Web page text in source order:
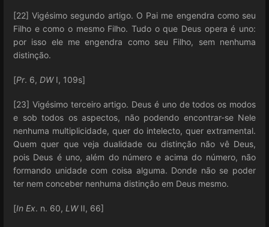
[22] Vigésimo segundo artigo. O Pai me engendra como seu
Filho e como o mesmo Filho. Tudo o que Deus opera é uno:
por isso ele me engendra como seu Filho, sem nenhuma
distinção.
[Pr. 6, DWI, 109s]
[23] Vigésimo terceiro artigo. Deus é uno de todos os modos
e sob todos os aspectos, não podendo encontrar-se Nele
nenhuma multiplicidade, quer do intelecto, quer extramental.
Quem quer que veja dualidade ou distinção não vê Deus,
pois Deus é uno, além do número e acima do número, não
formando unidade com coisa alguma. Donde não se poder
ter nem conceber nenhuma distinção em Deus mesmo.
[In Ex. n. 60, LWII, 66]